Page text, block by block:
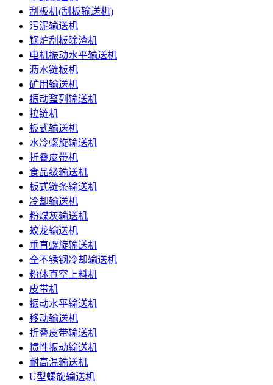
刮板机(刮板输送机)
污泥输送机
锅炉刮板除渣机
电机振动水平输送机
沥水链板机
矿用输送机
振动整列输送机
拉链机
板式输送机
水冷螺旋输送机
折叠皮带机
食品级输送机
板式链条输送机
冷却输送机
粉煤灰输送机
蛟龙输送机
垂直螺旋输送机
全不锈钢冷却输送机
粉体真空上料机
皮带机
振动水平输送机
移动输送机
折叠皮带输送机
惯性振动输送机
耐高温输送机
U型螺旋输送机